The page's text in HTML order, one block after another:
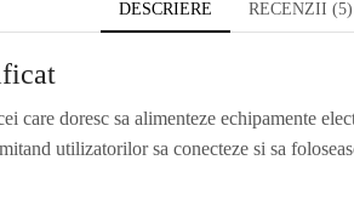
DESCRIERE RECENZII (5)
care doresc sa alimenteze echipamente
utilizatorilor sa conecteze si sa